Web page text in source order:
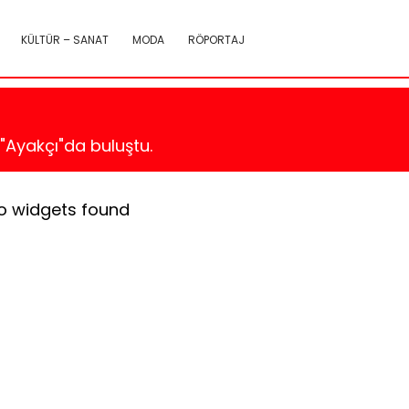
KÜLTÜR – SANAT MODA RÖPORTAJ
buluştu.
widgets found